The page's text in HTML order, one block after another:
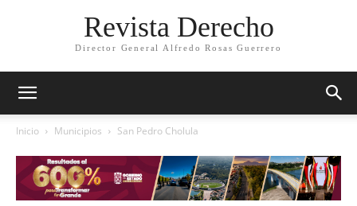
Revista Derecho
Director General Alfredo Rosas Guerrero
Inicio Municipios San Pedro Cholula